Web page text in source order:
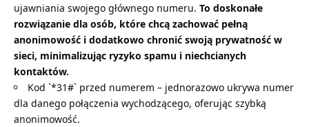
ujawniania swojego głównego numeru. To doskonałe
rozwiązanie dla osób, które chcą zachować pełną
anonimowość i dodatkowo chronić swoją prywatność w
sieci, minimalizując ryzyko spamu i niechcianych
kontaktów.
Kod `*31#` przed numerem – jednorazowo ukrywa numer
dla danego połączenia wychodzącego, oferując szybką
anonimowość.